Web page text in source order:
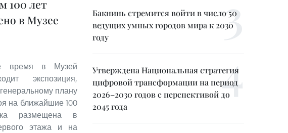
100 лет
в Музее
время в Музей
экспозиция,
плану
на ближайшие 100
размещена в
этажа и на
Бакнинь стремится войти в число 50
ведущих умных городов мира к 2030
году
Утверждена Национальная стратегия
цифровой трансформации на период
2026–2030 годов с перспективой до
2045 года